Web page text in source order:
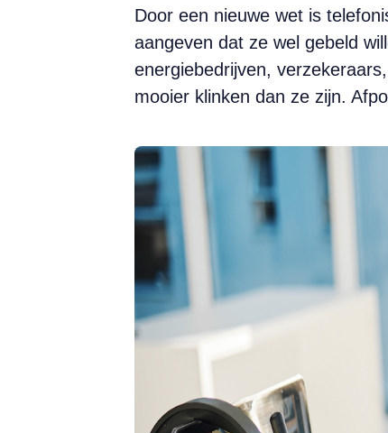
Door een nieuwe wet is
aangeven dat ze wel gebeld
energiebedrijven,
mooier klinken dan ze zijn.